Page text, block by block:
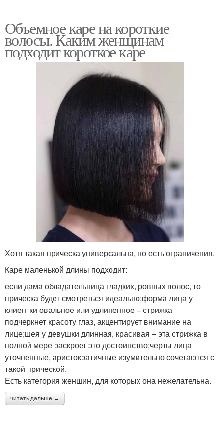
Объемное каре на короткие
волосы. Каким женщинам
подходит короткое каре
Хотя такая прическа универсальна, но есть ограничения.
Каре маленькой длины подходит:
если дама обладательница гладких, ровных волос, то
прическа будет смотреться идеально;форма лица у
клиентки овальное или удлиненное – стрижка
подчеркнет красоту глаз, акцентирует внимание на
лице;шея у девушки длинная, красивая – эта стрижка в
полной мере раскроет это достоинство;черты лица
уточненные, аристократичные изумительно сочетаются с
такой прической.
Есть категория женщин, для которых она нежелательна.
читать дальше →